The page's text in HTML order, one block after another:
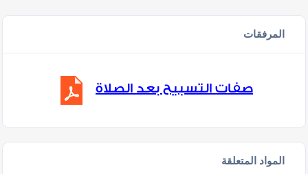
المرفقات
صفات التسبيح بعد الصلاة
المواد المتعلقة